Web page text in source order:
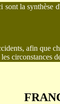
la
afin que
circonstances